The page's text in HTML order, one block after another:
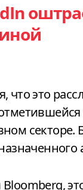
что это
секторе.